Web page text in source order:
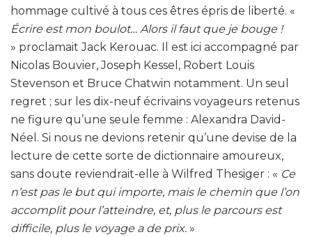
hommage cultivé à tous ces êtres épris de liberté. «
Écrire est mon boulot… Alors il faut que je bouge !
» proclamait Jack Kerouac. Il est ici accompagné par
Nicolas Bouvier, Joseph Kessel, Robert Louis
Stevenson et Bruce Chatwin notamment. Un seul
regret ; sur les dix-neuf écrivains voyageurs retenus
ne figure qu’une seule femme : Alexandra David-
Néel. Si nous ne devions retenir qu’une devise de la
lecture de cette sorte de dictionnaire amoureux,
sans doute reviendrait-elle à Wilfred Thesiger : « Ce
n’est pas le but qui importe, mais le chemin que l’on
accomplit pour l’atteindre, et, plus le parcours est
difficile, plus le voyage a de prix. »